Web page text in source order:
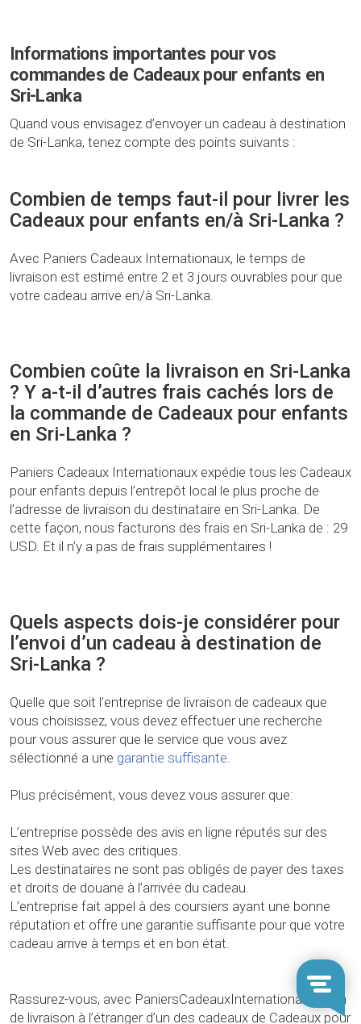
Informations importantes pour vos
commandes de Cadeaux pour enfants en
Sri-Lanka
Quand vous envisagez d’envoyer un cadeau à destination
de Sri-Lanka, tenez compte des points suivants :
Combien de temps faut-il pour livrer les
Cadeaux pour enfants en/à Sri-Lanka ?
Avec Paniers Cadeaux Internationaux, le temps de
livraison est estimé entre 2 et 3 jours ouvrables pour que
votre cadeau arrive en/à Sri-Lanka.
Combien coûte la livraison en Sri-Lanka
? Y a-t-il d’autres frais cachés lors de
la commande de Cadeaux pour enfants
en Sri-Lanka ?
Paniers Cadeaux Internationaux expédie tous les Cadeaux
pour enfants depuis l’entrepôt local le plus proche de
l’adresse de livraison du destinataire en Sri-Lanka. De
cette façon, nous facturons des frais en Sri-Lanka de : 29
USD. Et il n’y a pas de frais supplémentaires !
Quels aspects dois-je considérer pour
l’envoi d’un cadeau à destination de
Sri-Lanka ?
Quelle que soit l’entreprise de livraison de cadeaux que
vous choisissez, vous devez effectuer une recherche
pour vous assurer que le service que vous avez
sélectionné a une garantie suffisante.
Plus précisément, vous devez vous assurer que:
L’entreprise possède des avis en ligne réputés sur des
sites Web avec des critiques.
Les destinataires ne sont pas obligés de payer des taxes
et droits de douane à l’arrivée du cadeau.
L’entreprise fait appel à des coursiers ayant une bonne
réputation et offre une garantie suffisante pour que votre
cadeau arrive à temps et en bon état.
Rassurez-vous, avec PaniersCadeauxInternationaux.com
de livraison à l’étranger d’un des cadeaux de Cadeaux pour